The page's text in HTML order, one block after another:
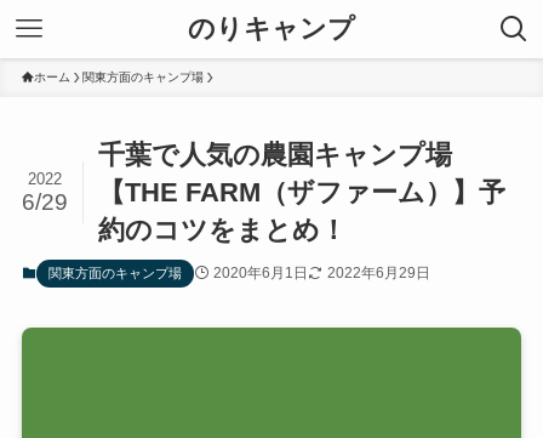
のりキャンプ
ホーム 関東方面のキャンプ場
千葉で人気の農園キャンプ場
【THE FARM（ザファーム）】予
約のコツをまとめ！
2022
6/29
関東方面のキャンプ場 2020年6月1日 2022年6月29日